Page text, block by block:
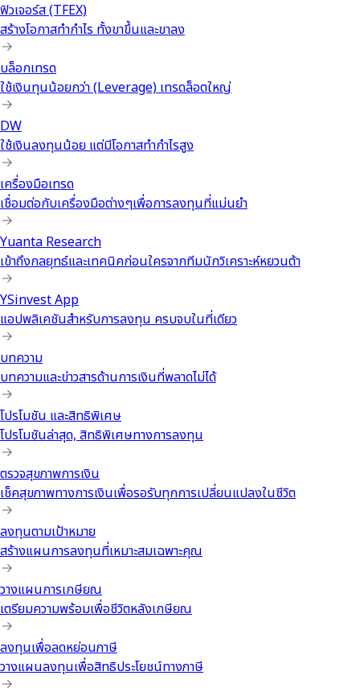
ฟิวเจอร์ส (TFEX)
สร้างโอกาสทำกำไร ทั้งขาขึ้นและขาลง
บล็อกเทรด
ใช้เงินทุนน้อยกว่า (Leverage) เทรดล็อตใหญ่
DW
ใช้เงินลงทุนน้อย แต่มีโอกาสทำกำไรสูง
เครื่องมือเทรด
เชื่อมต่อกับเครื่องมือต่างๆเพื่อการลงทุนที่แม่นยำ
Yuanta Research
เข้าถึงกลยุทธ์และเทคนิคก่อนใครจากทีมนักวิเคราะห์หยวนต้า
YSinvest App
แอปพลิเคชันสำหรับการลงทุน ครบจบในที่เดียว
บทความ
บทความและข่าวสารด้านการเงินที่พลาดไม่ได้
โปรโมชัน และสิทธิพิเศษ
โปรโมชันล่าสุด, สิทธิพิเศษทางการลงทุน
ตรวจสุขภาพการเงิน
เช็คสุขภาพทางการเงินเพื่อรอรับทุกการเปลี่ยนแปลงในชีวิต
ลงทุนตามเป้าหมาย
สร้างแผนการลงทุนที่เหมาะสมเฉพาะคุณ
วางแผนการเกษียณ
เตรียมความพร้อมเพื่อชีวิตหลังเกษียณ
ลงทุนเพื่อลดหย่อนภาษี
วางแผนลงทุนเพื่อสิทธิประโยชน์ทางภาษี